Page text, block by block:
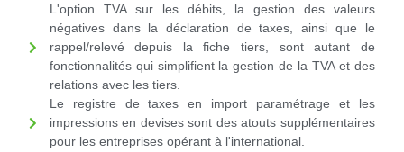
L'option TVA sur les débits, la gestion des valeurs
négatives dans la déclaration de taxes, ainsi que le
rappel/relevé depuis la fiche tiers, sont autant de
fonctionnalités qui simplifient la gestion de la TVA et des
relations avec les tiers.
Le registre de taxes en import paramétrage et les
impressions en devises sont des atouts supplémentaires
pour les entreprises opérant à l'international.